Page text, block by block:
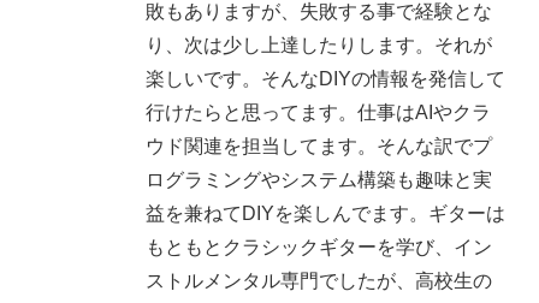
敗もありますが、失敗する事で経験とな
り、次は少し上達したりします。それが
楽しいです。そんなDIYの情報を発信して
行けたらと思ってます。仕事はAIやクラ
ウド関連を担当してます。そんな訳でプ
ログラミングやシステム構築も趣味と実
益を兼ねてDIYを楽しんでます。ギターは
もともとクラシックギターを学び、イン
ストルメンタル専門でしたが、高校生の